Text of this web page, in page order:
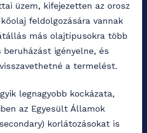
üzem, kifejezetten az orosz
feldolgozására vannak
más olajtípusokra több
igényelne, és
a termelést.
legnagyobb kockázata,
az Egyesült Államok
korlátozásokat is